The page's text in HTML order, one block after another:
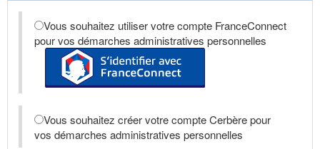
Vous souhaitez utiliser votre compte FranceConnect
pour vos démarches administratives personnelles
Vous souhaitez créer votre compte Cerbère pour
vos démarches administratives personnelles